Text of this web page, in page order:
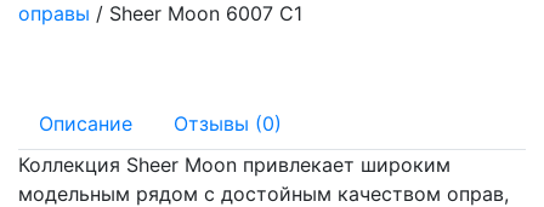
оправы / Sheer Moon 6007 С1
Описание
Отзывы (0)
Коллекция Sheer Moon привлекает широким
модельным рядом с достойным качеством оправ,